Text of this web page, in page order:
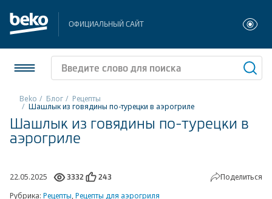
ОФИЦИАЛЬНЫЙ САЙТ
Холодильники и морозильники
Стиральные и сушильные машины
Посудомоечные машины
Beko Блог Рецепты
Шашлык из говядины по-турецки в аэрогриле
Шашлык из говядины по-турецки в
аэрогриле
22.05.2025 3332 243
Поделиться
Рубрика: Рецепты,Рецепты для аэрогриля